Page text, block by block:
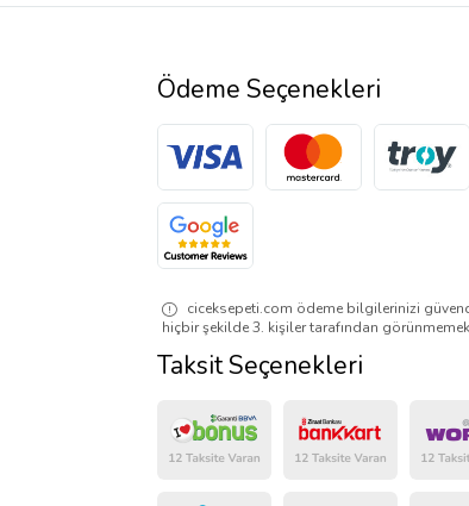
Ödeme Seçenekleri
ciceksepeti.com ödeme bilgilerinizi
hiçbir şekilde 3. kişiler tarafından
Taksit Seçenekleri